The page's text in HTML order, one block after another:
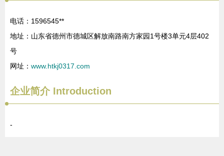
电话：1596545**
地址：山东省德州市德城区解放南路南方家园1号楼3单元4层402
号
网址： www.htkj0317.com
企业简介Introduction
-